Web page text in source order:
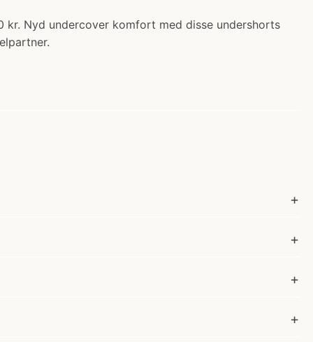
kr. Nyd undercover komfort med disse undershorts